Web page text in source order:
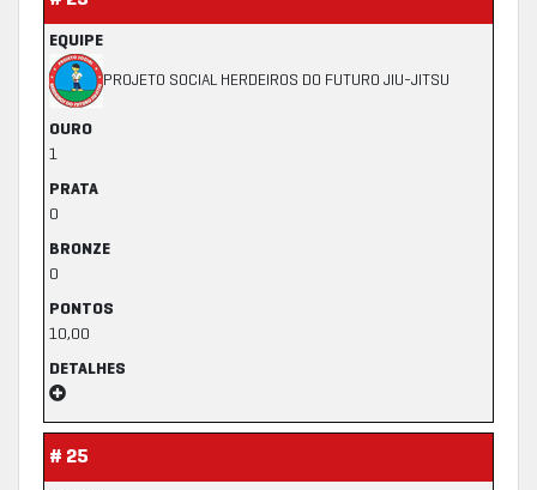
EQUIPE
PROJETO SOCIAL HERDEIROS DO FUTURO JIU-JITSU
OURO
1
PRATA
0
BRONZE
0
PONTOS
10,00
DETALHES
# 25